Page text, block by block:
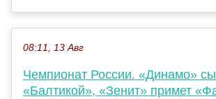
08:11, 13 Авг
Чемпионат России. «Динамо»
«Балтикой», «Зенит» примет